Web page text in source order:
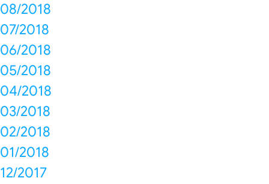
08/2018
07/2018
06/2018
05/2018
04/2018
03/2018
02/2018
01/2018
12/2017